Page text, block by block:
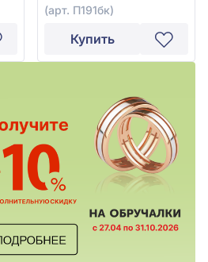
(арт. П191бк)
Купить